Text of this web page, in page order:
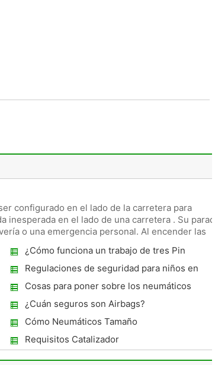
configurado en el lado de la carretera para
en el lado de una carretera . Su parada
o una emergencia personal. Al encender las
¿Cómo funciona un trabajo de tres Pin
Flasher Relay ?
Regulaciones de seguridad para niños en
Michigan
Cosas para poner sobre los neumáticos
para trabajar en el hielo
¿Cuán seguros son Airbags?
Cómo Neumáticos Tamaño
Requisitos Catalizador